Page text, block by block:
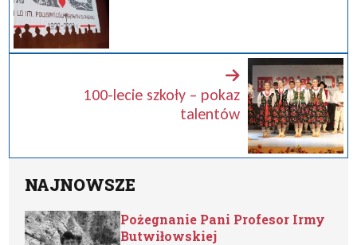
100-lecie szkoły – pokaz
talentów
NAJNOWSZE
Pożegnanie Pani Profesor Irmy
Butwiłowskiej